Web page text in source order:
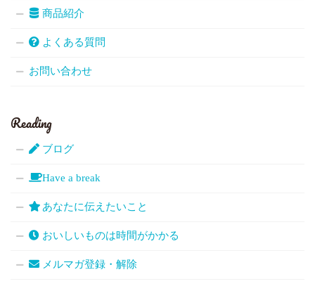
商品紹介
よくある質問
お問い合わせ
Reading
ブログ
Have a break
あなたに伝えたいこと
おいしいものは時間がかかる
メルマガ登録・解除